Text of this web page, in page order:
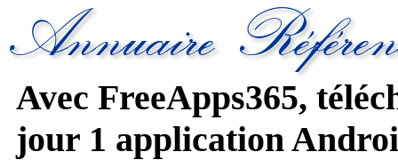
Avec FreeApps365,
jour 1 application